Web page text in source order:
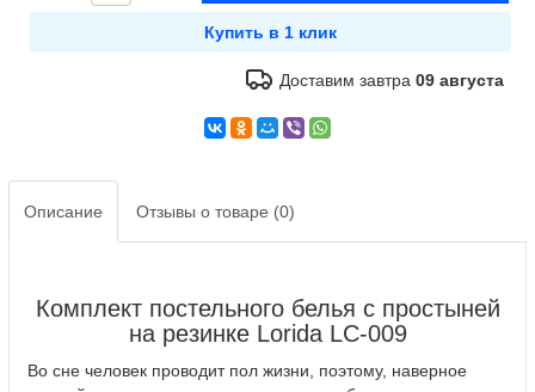
Доставим завтра09 августа
Описание Отзывы о товаре (0)
Комплект постельного белья с простыней
на резинке Lorida LC-009
Во сне человек проводит пол жизни, поэтому, наверное